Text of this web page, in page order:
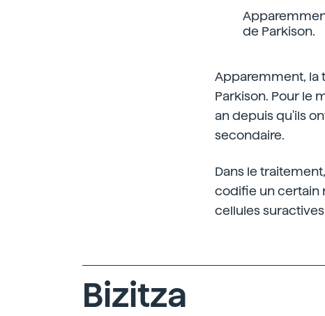
de Parkison.
Apparemment, la
Parkison. Pour le
an depuis qu'ils
secondaire.
Dans le
codifie un certain
cellules
Bizitza